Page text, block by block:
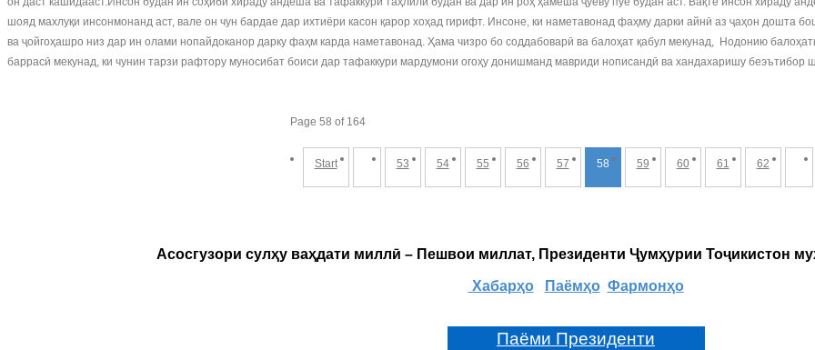
шояд махлуқи инсонмонанд аст, вале он чун бардае дар ихтиёри касон қарор хоҳад гирифт. Инсоне, ки наметавонад фаҳму дарки айнӣ аз ҷаҳон дошта
ва ҷойгоҳашро низ дар ин олами нопайдоканор дарку фаҳм карда наметавонад. Ҳама чизро бо соддабоварӣ ва балоҳат қабул мекунад, Нодонию
баррасӣ мекунад, ки чунин тарзи рафтору муносибат боиси дар тафаккури мардумони огоҳу донишманд мавриди нописандӣ ва хандахаришу беэътибор
Page 58 of 164
Start 53 54 55 56 57 58 59 60 61 62
Асосгузори сулҳу ваҳдати миллӣ – Пешвои миллат, Президенти Ҷумҳурии Тоҷикистон
Хабарҳо Паёмҳо Фармонҳо
Паёми Президенти